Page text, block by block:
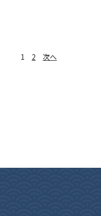
1 2 次へ